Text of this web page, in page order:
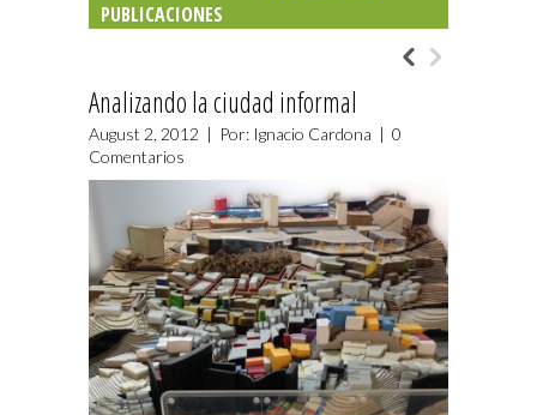
PUBLICACIONES
Analizando la ciudad informal
August 2, 2012 | Por: Ignacio Cardona | 0
Comentarios